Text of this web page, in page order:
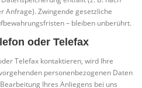
Anfra­ge). Zwin­gen­de gesetz­li­che
– blei­ben unberührt.
oder Telefax
Tele­fax kon­tak­tie­ren, wird Ihre
per­so­nen­be­zo­ge­nen Daten
Ihres Anlie­gens bei uns